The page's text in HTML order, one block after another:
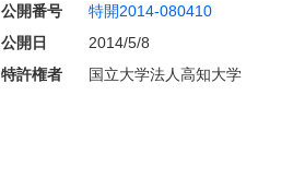
公開番号 特開2014-080410
公開日
2014/5/8
特許権者 国立大学法人高知大学